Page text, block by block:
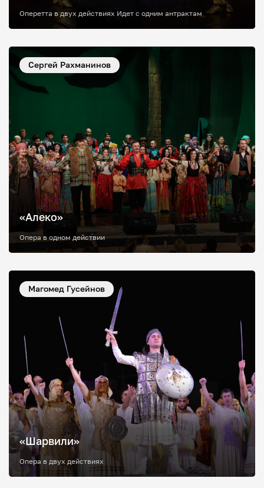
Оперетта в двух действиях Идет с одним антрактам
Сергей Рахманинов
«Алеко»
Опера в одном действии
Магомед Гусейнов
«Шарвили»
Опера в двух действиях